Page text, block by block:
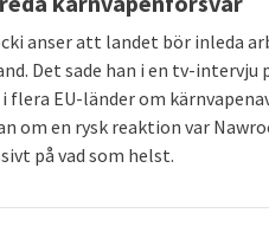
anser att landet bör inleda
Det sade han i en tv-intervju
flera EU-länder om
om en rysk reaktion var
på vad som helst.